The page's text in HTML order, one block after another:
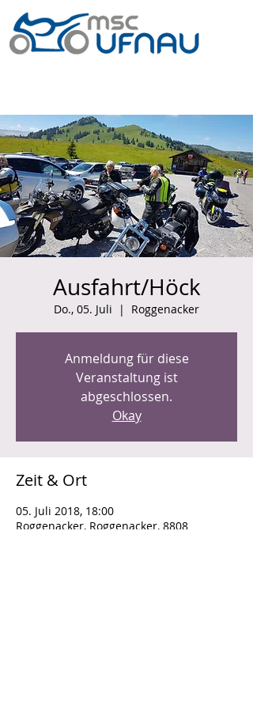
Ausfahrt/Höck
Do., 05. Juli
  |
Roggenacker
Anmeldung für diese
Veranstaltung ist
abgeschlossen.
Okay
Zeit & Ort
05. Juli 2018, 18:00
Roggenacker, Roggenacker, 8808